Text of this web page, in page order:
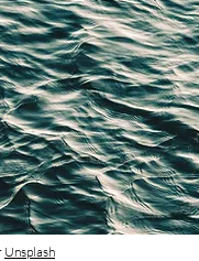
Unsplash